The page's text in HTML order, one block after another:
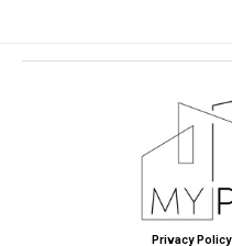
Privacy Policy